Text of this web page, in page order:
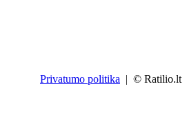
Privatumo politika | © Ratilio.lt